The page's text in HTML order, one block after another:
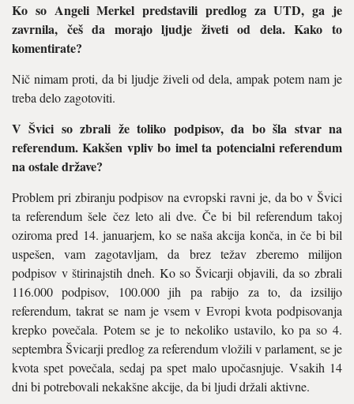
Ko so Angeli Merkel predstavili predlog za UTD, ga je
zavrnila, češ da morajo ljudje živeti od dela. Kako to
komentirate?
Nič nimam proti, da bi ljudje živeli od dela, ampak potem nam je
treba delo zagotoviti.
V Švici so zbrali že toliko podpisov, da bo šla stvar na
referendum. Kakšen vpliv bo imel ta potencialni referendum
na ostale države?
Problem pri zbiranju podpisov na evropski ravni je, da bo v Švici
ta referendum šele čez leto ali dve. Če bi bil referendum takoj
oziroma pred 14. januarjem, ko se naša akcija konča, in če bi bil
uspešen, vam zagotavljam, da brez težav zberemo milijon
podpisov v štirinajstih dneh. Ko so Švicarji objavili, da so zbrali
116.000 podpisov, 100.000 jih pa rabijo za to, da izsilijo
referendum, takrat se nam je vsem v Evropi kvota podpisovanja
krepko povečala. Potem se je to nekoliko ustavilo, ko pa so 4.
septembra Švicarji predlog za referendum vložili v parlament, se je
kvota spet povečala, sedaj pa spet malo upočasnjuje. Vsakih 14
dni bi potrebovali nekakšne akcije, da bi ljudi držali aktivne.